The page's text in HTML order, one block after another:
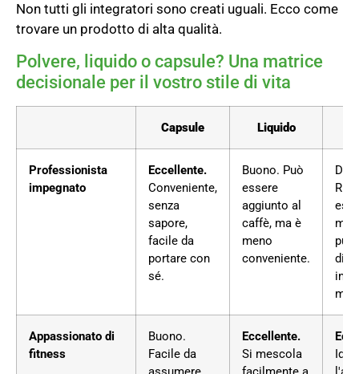
Non tutti gli integratori sono creati uguali. Ecco come
trovare un prodotto di alta qualità.
Polvere, liquido o capsule? Una matrice
decisionale per il vostro stile di vita
Capsule Liquido
Professionista
impegnato
Eccellente.
Conveniente,
senza
sapore,
facile da
portare con
sé.
Buono. Può
essere
aggiunto al
caffè, ma è
meno
conveniente.
può
in
Appassionato di
fitness
Buono.
Facile da
Eccellente.
Si mescola